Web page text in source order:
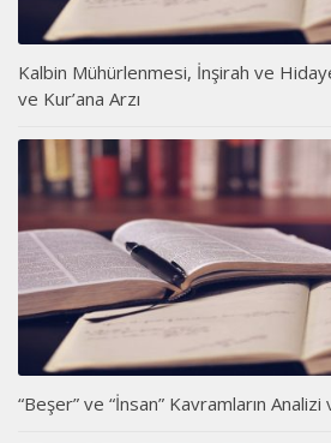
Kalbin Mühürlenmesi, İnşirah ve
ve Kur’ana Arzı
“Beşer” ve “İnsan” Kavramların Analizi